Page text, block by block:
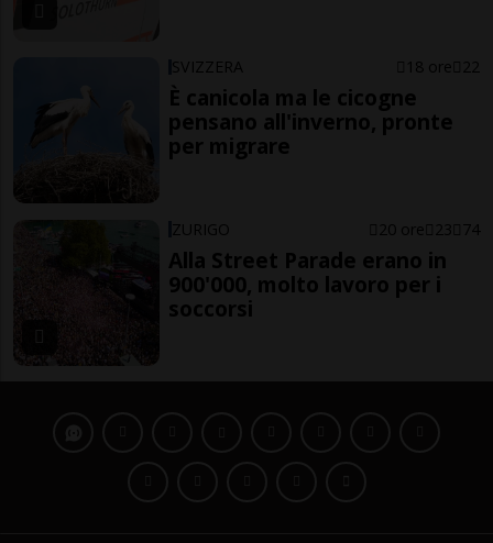
SVIZZERA 18 ore 22
È canicola ma le cicogne
pensano all'inverno, pronte
per migrare
ZURIGO 20 ore 23 74
Alla Street Parade erano in
900'000, molto lavoro per i
soccorsi